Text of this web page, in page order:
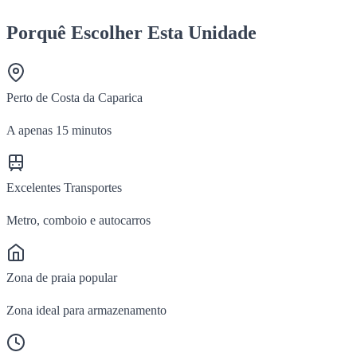
Porquê Escolher Esta Unidade
Perto de Costa da Caparica
A apenas 15 minutos
Excelentes Transportes
Metro, comboio e autocarros
Zona de praia popular
Zona ideal para armazenamento